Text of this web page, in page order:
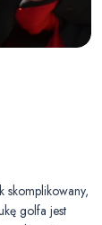
skomplikowany,
golfa jest